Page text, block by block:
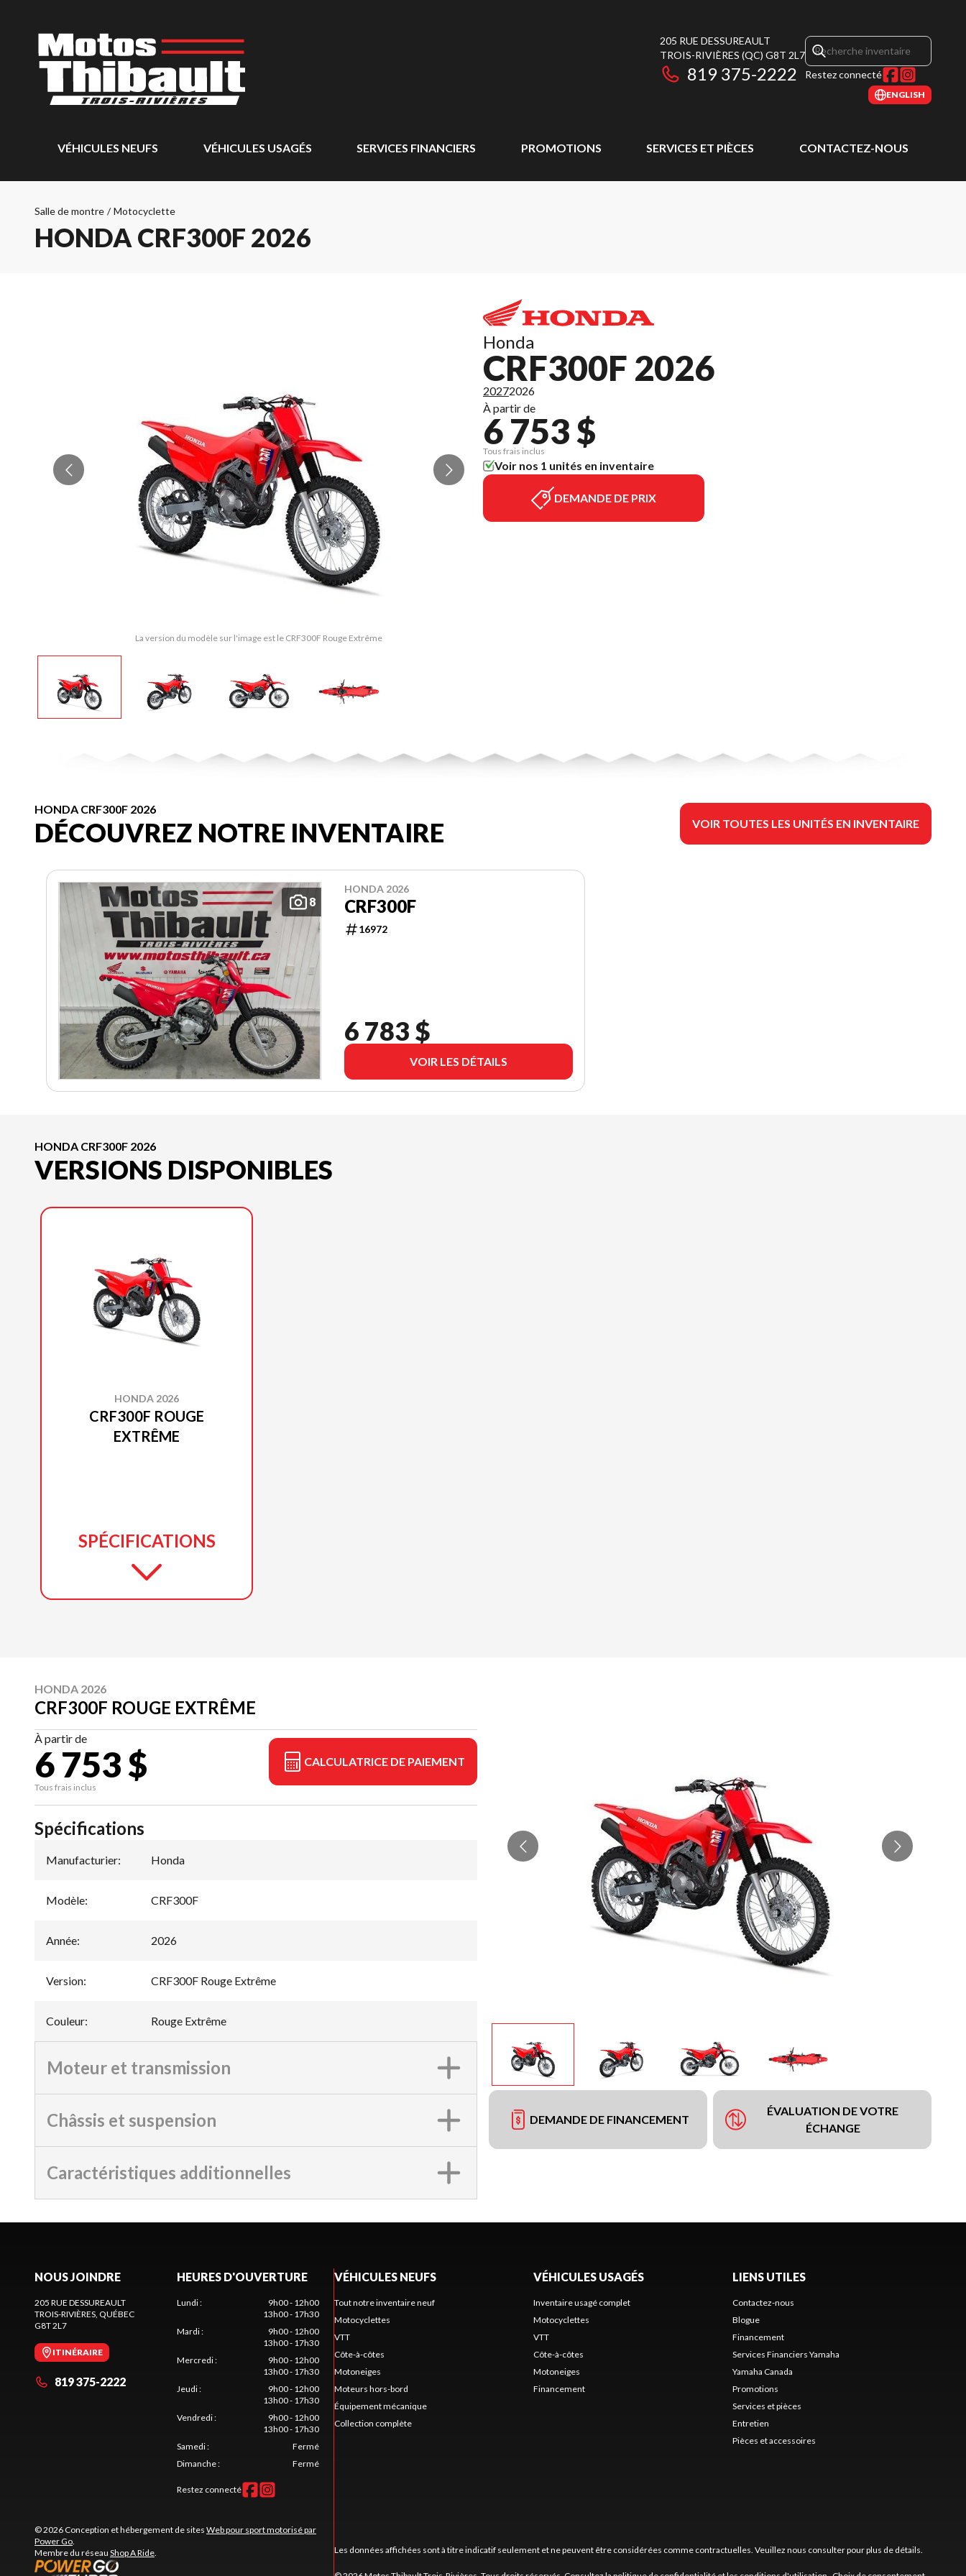
205 RUE DESSUREAULT
TROIS-RIVIÈRES (QC) G8T 2L7
819 375-2222 Restez connecté
ENGLISH
VÉHICULES NEUFS VÉHICULES USAGÉS SERVICES FINANCIERS PROMOTIONS SERVICES ET PIÈCES CONTACTEZ-NOUS
Salle de montre / Motocyclette
HONDA CRF300F 2026
La version du modèle sur l'image est le CRF300F Rouge Extrême
Honda
CRF300F 2026
20272026
À partir de
6 753 $
Tous frais inclus
Voir nos 1 unités en inventaire
DEMANDE DE PRIX
HONDA CRF300F 2026
DÉCOUVREZ NOTRE INVENTAIRE VOIR TOUTES LES UNITÉS EN INVENTAIRE
8
HONDA 2026
CRF300F
16972
6 783 $
VOIR LES DÉTAILS
HONDA CRF300F 2026
VERSIONS DISPONIBLES
HONDA 2026
CRF300F ROUGE
EXTRÊME
SPÉCIFICATIONS
HONDA 2026
CRF300F ROUGE EXTRÊME
À partir de
6 753 $
Tous frais inclus
CALCULATRICE DE PAIEMENT
DEMANDE DE FINANCEMENT
ÉVALUATION DE VOTRE
ÉCHANGE
Spécifications
Manufacturier: Honda
Modèle: CRF300F
Année: 2026
Version: CRF300F Rouge Extrême
Couleur: Rouge Extrême
Moteur et transmission
Châssis et suspension
Caractéristiques additionnelles
NOUS JOINDRE
205 RUE DESSUREAULT
TROIS-RIVIÈRES , QUÉBEC
G8T 2L7
ITINÉRAIRE
819 375-2222
HEURES D'OUVERTURE
Lundi:
9h00 - 12h00
13h00 - 17h30
Mardi:
9h00 - 12h00
13h00 - 17h30
Mercredi:
9h00 - 12h00
13h00 - 17h30
Jeudi:
9h00 - 12h00
13h00 - 17h30
Vendredi:
9h00 - 12h00
13h00 - 17h30
Samedi:
Fermé
Dimanche: Fermé
Restez connecté
© 2026 Conception et hébergement de sites Web pour sport motorisé par
Power Go
Membre du réseau Shop A Ride
VÉHICULES NEUFS
Tout notre inventaire neuf
Motocyclettes
VTT
Côte-à-côtes
Motoneiges
Moteurs hors-bord
Équipement mécanique
Collection complète
VÉHICULES USAGÉS
Inventaire usagé complet
Motocyclettes
VTT
Côte-à-côtes
Motoneiges
Financement
LIENS UTILES
Contactez-nous
Blogue
Financement
Services Financiers Yamaha
Yamaha Canada
Promotions
Services et pièces
Entretien
Pièces et accessoires
Les données affichées sont à titre indicatif seulement et ne peuvent être considérées comme contractuelles. Veuillez nous consulter pour plus de détails.